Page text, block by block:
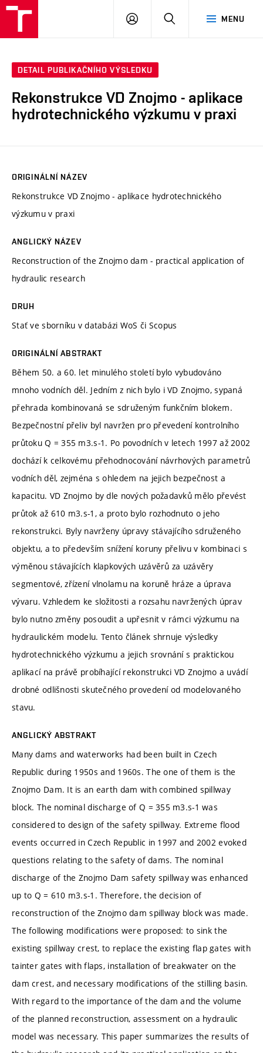
MENU
PŘIHLÁSIT
DETAIL PUBLIKAČNÍHO VÝSLEDKU
Rekonstrukce VD Znojmo - aplikace
hydrotechnického výzkumu v praxi
ORIGINÁLNÍ NÁZEV
Rekonstrukce VD Znojmo - aplikace hydrotechnického
výzkumu v praxi
ANGLICKÝ NÁZEV
Reconstruction of the Znojmo dam - practical application of
hydraulic research
DRUH
Stať ve sborníku v databázi WoS či Scopus
ORIGINÁLNÍ ABSTRAKT
Během 50. a 60. let minulého století bylo vybudováno
mnoho vodních děl. Jedním z nich bylo i VD Znojmo, sypaná
přehrada kombinovaná se sdruženým funkčním blokem.
Bezpečnostní přeliv byl navržen pro převedení kontrolního
průtoku Q = 355 m3.s-1. Po povodních v letech 1997 až 2002
dochází k celkovému přehodnocování návrhových parametrů
vodních děl, zejména s ohledem na jejich bezpečnost a
kapacitu. VD Znojmo by dle nových požadavků mělo převést
průtok až 610 m3.s-1, a proto bylo rozhodnuto o jeho
rekonstrukci. Byly navrženy úpravy stávajícího sdruženého
objektu, a to především snížení koruny přelivu v kombinaci s
výměnou stávajících klapkových uzávěrů za uzávěry
segmentové, zřízení vlnolamu na koruně hráze a úprava
vývaru. Vzhledem ke složitosti a rozsahu navržených úprav
bylo nutno změny posoudit a upřesnit v rámci výzkumu na
hydraulickém modelu. Tento článek shrnuje výsledky
hydrotechnického výzkumu a jejich srovnání s praktickou
aplikací na právě probíhající rekonstrukci VD Znojmo a uvádí
drobné odlišnosti skutečného provedení od modelovaného
stavu.
ANGLICKÝ ABSTRAKT
Many dams and waterworks had been built in Czech
Republic during 1950s and 1960s. The one of them is the
Znojmo Dam. It is an earth dam with combined spillway
block. The nominal discharge of Q = 355 m3.s-1 was
considered to design of the safety spillway. Extreme flood
events occurred in Czech Republic in 1997 and 2002 evoked
questions relating to the safety of dams. The nominal
discharge of the Znojmo Dam safety spillway was enhanced
up to Q = 610 m3.s-1. Therefore, the decision of
reconstruction of the Znojmo dam spillway block was made.
The following modifications were proposed: to sink the
existing spillway crest, to replace the existing flap gates with
tainter gates with flaps, installation of breakwater on the
dam crest, and necessary modifications of the stilling basin.
With regard to the importance of the dam and the volume
of the planned reconstruction, assessment on a hydraulic
model was necessary. This paper summarizes the results of